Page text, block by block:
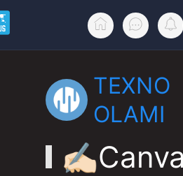
TEXNO
OLAMI